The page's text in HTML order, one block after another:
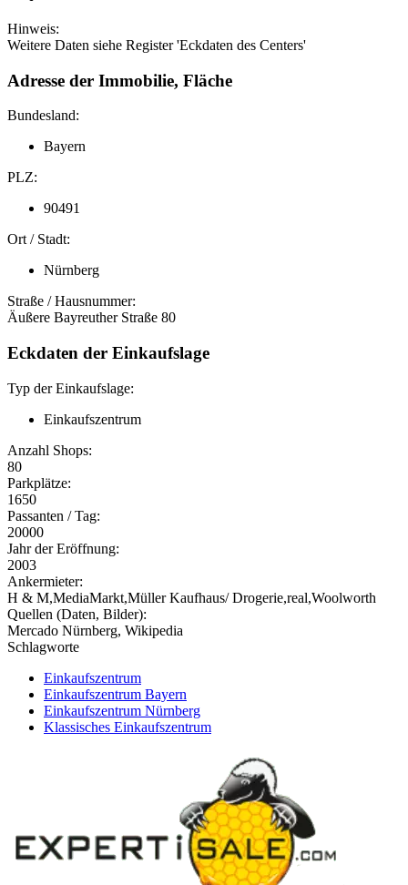
Hinweis:
Weitere Daten siehe Register 'Eckdaten des Centers'
Adresse der Immobilie, Fläche
Bundesland:
Bayern
PLZ:
90491
Ort / Stadt:
Nürnberg
Straße / Hausnummer:
Äußere Bayreuther Straße 80
Eckdaten der Einkaufslage
Typ der Einkaufslage:
Einkaufszentrum
Anzahl Shops:
80
Parkplätze:
1650
Passanten / Tag:
20000
Jahr der Eröffnung:
2003
Ankermieter:
H & M,MediaMarkt,Müller Kaufhaus/ Drogerie,real,Woolworth
Quellen (Daten, Bilder):
Mercado Nürnberg, Wikipedia
Schlagworte
Einkaufszentrum
Einkaufszentrum Bayern
Einkaufszentrum Nürnberg
Klassisches Einkaufszentrum